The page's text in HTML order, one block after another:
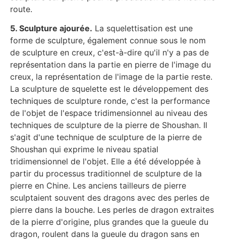
route.
5. Sculpture ajourée. La squelettisation est une
forme de sculpture, également connue sous le nom
de sculpture en creux, c'est-à-dire qu'il n'y a pas de
représentation dans la partie en pierre de l'image du
creux, la représentation de l'image de la partie reste.
La sculpture de squelette est le développement des
techniques de sculpture ronde, c'est la performance
de l'objet de l'espace tridimensionnel au niveau des
techniques de sculpture de la pierre de Shoushan. Il
s'agit d'une technique de sculpture de la pierre de
Shoushan qui exprime le niveau spatial
tridimensionnel de l'objet. Elle a été développée à
partir du processus traditionnel de sculpture de la
pierre en Chine. Les anciens tailleurs de pierre
sculptaient souvent des dragons avec des perles de
pierre dans la bouche. Les perles de dragon extraites
de la pierre d'origine, plus grandes que la gueule du
dragon, roulent dans la gueule du dragon sans en